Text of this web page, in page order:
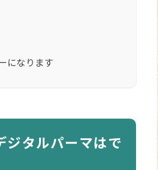
になります
ジタルパーマはで